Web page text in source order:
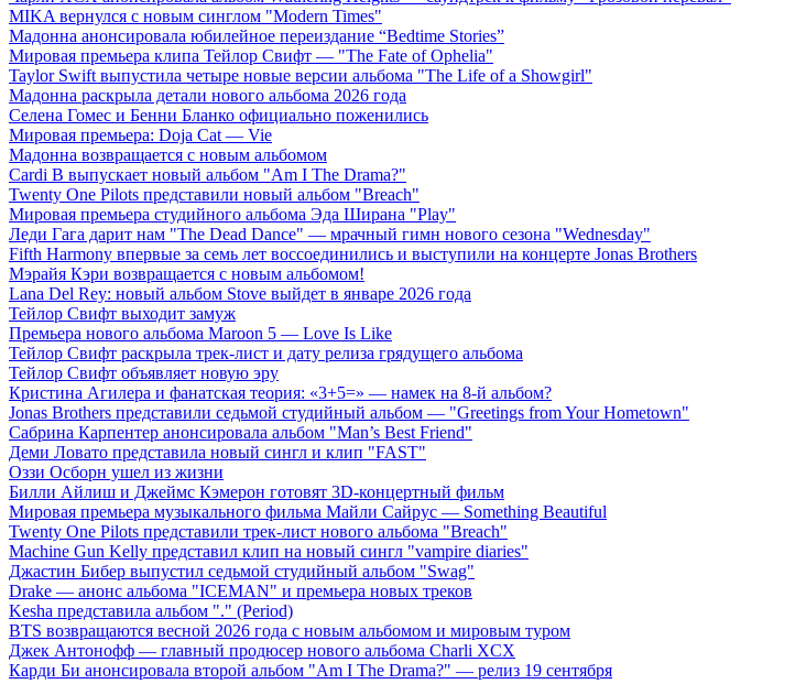
MIKA вернулся с новым синглом "Modern Times"
Мадонна анонсировала юбилейное переиздание “Bedtime Stories”
Мировая премьера клипа Тейлор Свифт — "The Fate of Ophelia"
Taylor Swift выпустила четыре новые версии альбома "The Life of a Showgirl"
Мадонна раскрыла детали нового альбома 2026 года
Селена Гомес и Бенни Бланко официально поженились
Мировая премьера: Doja Cat — Vie
Мадонна возвращается с новым альбомом
Cardi B выпускает новый альбом "Am I The Drama?"
Twenty One Pilots представили новый альбом "Breach"
Мировая премьера студийного альбома Эда Ширана "Play"
Леди Гага дарит нам "The Dead Dance" — мрачный гимн нового сезона "Wednesday"
Fifth Harmony впервые за семь лет воссоединились и выступили на концерте Jonas Brothers
Мэрайя Кэри возвращается с новым альбомом!
Lana Del Rey: новый альбом Stove выйдет в январе 2026 года
Тейлор Свифт выходит замуж
Премьера нового альбома Maroon 5 — Love Is Like
Тейлор Свифт раскрыла трек-лист и дату релиза грядущего альбома
Тейлор Свифт объявляет новую эру
Кристина Агилера и фанатская теория: «3+5=» — намек на 8-й альбом?
Jonas Brothers представили седьмой студийный альбом — "Greetings from Your Hometown"
Сабрина Карпентер анонсировала альбом "Man’s Best Friend"
Деми Ловато представила новый сингл и клип "FAST"
Оззи Осборн ушел из жизни
Билли Айлиш и Джеймс Кэмерон готовят 3D-концертный фильм
Мировая премьера музыкального фильма Майли Сайрус — Something Beautiful
Twenty One Pilots представили трек-лист нового альбома "Breach"
Machine Gun Kelly представил клип на новый сингл "vampire diaries"
Джастин Бибер выпустил седьмой студийный альбом "Swag"
Drake — анонс альбома "ICEMAN" и премьера новых треков
Kesha представила альбом "." (Period)
BTS возвращаются весной 2026 года с новым альбомом и мировым туром
Джек Антонофф — главный продюсер нового альбома Charli XCX
Карди Би анонсировала второй альбом "Am I The Drama?" — релиз 19 сентября